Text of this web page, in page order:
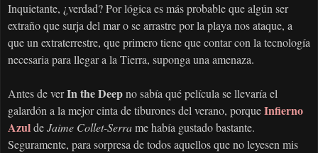
Inquietante, ¿verdad? Por lógica es más probable que algún ser
extraño que surja del mar o se arrastre por la playa nos ataque, a
que un extraterrestre, que primero tiene que contar con la tecnología
necesaria para llegar a la Tierra, suponga una amenaza.
Antes de verIn the Deepno sabía qué película se llevaría el
galardón a la mejor cinta de tiburones del verano, porqueInfierno
AzuldeJaime Collet-Serrame había gustado bastante.
Seguramente, para sorpresa de todos aquellos que no leyesen mis